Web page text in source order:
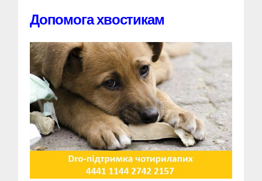
Допомога хвостикам